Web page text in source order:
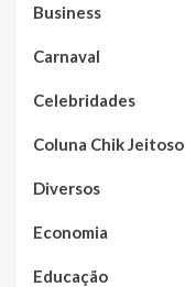
Business
Carnaval
Celebridades
Coluna Chik Jeitoso
Diversos
Economia
Educação